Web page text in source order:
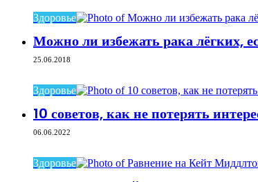
Здоровье
Можно ли избежать рака лёгких,
25.06.2018
Здоровье
10 советов, как не потерять
06.06.2022
Здоровье